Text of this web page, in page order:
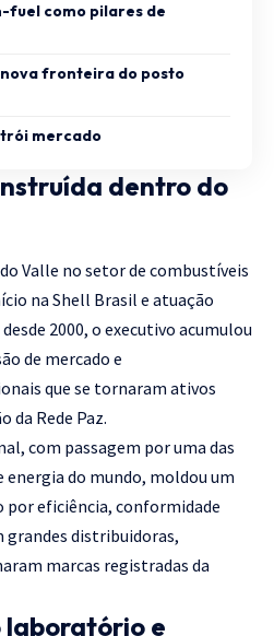
fuel como pilares de
fronteira do posto
mercado
dentro do
Valle no setor de combustíveis
na Shell Brasil e atuação
2000, o executivo acumulou
de mercado e
que se tornaram ativos
da Rede Paz.
com passagem por uma das
do mundo, moldou um
eficiência, conformidade
grandes distribuidoras,
marcas registradas da
laboratório e